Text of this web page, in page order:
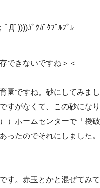
ﾟДﾟ))))ｶﾞｸｶﾞｸﾌﾞﾙﾌﾞﾙ
できないですね＞＜
園ですね。砂にしてみまし
すがなくて、この砂になり
）ホームセンターで「袋破
ったのでそれにしました。
す。赤玉とかと混ぜてみて